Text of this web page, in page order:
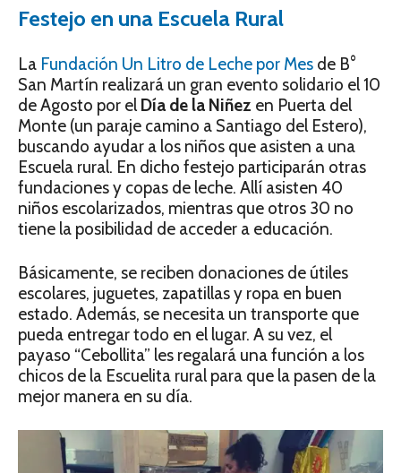
Festejo en una Escuela Rural
La Fundación Un Litro de Leche por Mes de B°
San Martín realizará un gran evento solidario el 10
de Agosto por el Día de la Niñez en Puerta del
Monte (un paraje camino a Santiago del Estero),
buscando ayudar a los niños que asisten a una
Escuela rural. En dicho festejo participarán otras
fundaciones y copas de leche. Allí asisten 40
niños escolarizados, mientras que otros 30 no
tiene la posibilidad de acceder a educación.
Básicamente, se reciben donaciones de útiles
escolares, juguetes, zapatillas y ropa en buen
estado. Además, se necesita un transporte que
pueda entregar todo en el lugar. A su vez, el
payaso “Cebollita” les regalará una función a los
chicos de la Escuelita rural para que la pasen de la
mejor manera en su día.